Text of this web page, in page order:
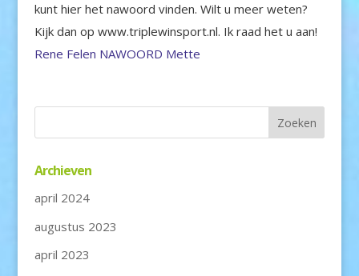
kunt hier het nawoord vinden. Wilt u meer weten?
Kijk dan op www.triplewinsport.nl. Ik raad het u aan!
Rene Felen NAWOORD Mette
Archieven
april 2024
augustus 2023
april 2023